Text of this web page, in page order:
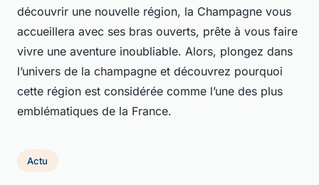
découvrir une nouvelle région, la Champagne vous
accueillera avec ses bras ouverts, prête à vous faire
vivre une aventure inoubliable. Alors, plongez dans
l’univers de la champagne et découvrez pourquoi
cette région est considérée comme l’une des plus
emblématiques de la France.
Actu